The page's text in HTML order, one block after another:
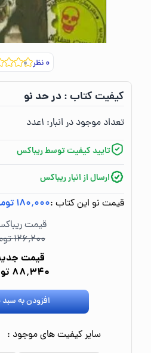
۰نظر
کیفیت کتاب :‌در حد نو
تعداد موجود در انبار:‌ ۱عدد
تایید کیفیت توسط ریباکس
ارسال از انبار ریباکس
قیمت نو این کتاب :۱۸۰٬۰۰۰ تومان
قیمت
۱۲۶٬۲۰۰ تومان
قیمت
۸۸٬۳۴۰ تومان
افزودن به سبد
سایر کیفیت های موجود :